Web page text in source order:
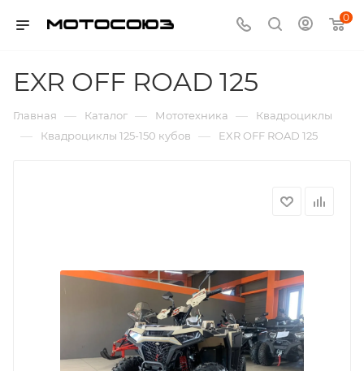
0
EXR OFF ROAD 125
Главная — Каталог — Мототехника — Квадроциклы
— Квадроциклы 125-150 кубов — EXR OFF ROAD 125